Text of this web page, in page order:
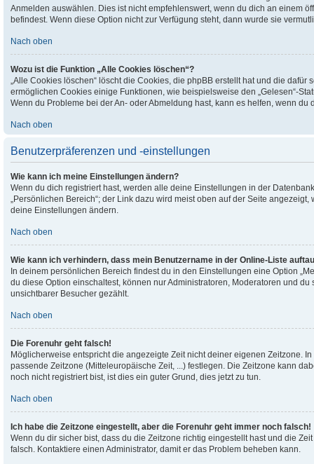
Anmelden auswählen. Dies ist nicht empfehlenswert, wenn du dich an einem
befindest. Wenn diese Option nicht zur Verfügung steht, dann wurde sie
Nach oben
Wozu ist die Funktion „Alle Cookies löschen“?
„Alle Cookies löschen“ löscht die Cookies, die phpBB erstellt hat und die
ermöglichen Cookies einige Funktionen, wie beispielsweise den „Gelesen“-
Wenn du Probleme bei der An- oder Abmeldung hast, kann es helfen, wenn du
Nach oben
Benutzerpräferenzen und -einstellungen
Wie kann ich meine Einstellungen ändern?
Wenn du dich registriert hast, werden alle deine Einstellungen in der
„Persönlichen Bereich“; der Link dazu wird meist oben auf der Seite
deine Einstellungen ändern.
Nach oben
Wie kann ich verhindern, dass mein Benutzername in der Online-Liste
In deinem persönlichen Bereich findest du in den Einstellungen eine Option
du diese Option einschaltest, können nur Administratoren, Moderatoren und
unsichtbarer Besucher gezählt.
Nach oben
Die Forenuhr geht falsch!
Möglicherweise entspricht die angezeigte Zeit nicht deiner eigenen Zeitzone.
passende Zeitzone (Mitteleuropäische Zeit, ...) festlegen. Die Zeitzone kann
noch nicht registriert bist, ist dies ein guter Grund, dies jetzt zu tun.
Nach oben
Ich habe die Zeitzone eingestellt, aber die Forenuhr geht immer noch falsch!
Wenn du dir sicher bist, dass du die Zeitzone richtig eingestellt hast und die
falsch. Kontaktiere einen Administrator, damit er das Problem beheben kann.